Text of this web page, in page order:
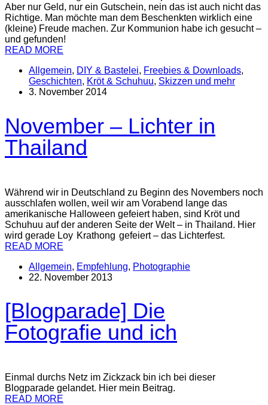
Aber nur Geld, nur ein Gutschein, nein das ist auch nicht das
Richtige. Man möchte man dem Beschenkten wirklich eine
(kleine) Freude machen. Zur Kommunion habe ich gesucht –
und gefunden!
READ MORE
Allgemein, DIY & Bastelei, Freebies & Downloads,
Geschichten, Kröt & Schuhuu, Skizzen und mehr
3. November 2014
November – Lichter in
Thailand
Während wir in Deutschland zu Beginn des Novembers noch
ausschlafen wollen, weil wir am Vorabend lange das
amerikanische Halloween gefeiert haben, sind Kröt und
Schuhuu auf der anderen Seite der Welt – in Thailand. Hier
wird gerade Loy Krathong gefeiert – das Lichterfest.
READ MORE
Allgemein, Empfehlung, Photographie
22. November 2013
[Blogparade] Die
Fotografie und ich
Einmal durchs Netz im Zickzack bin ich bei dieser
Blogparade gelandet. Hier mein Beitrag.
READ MORE